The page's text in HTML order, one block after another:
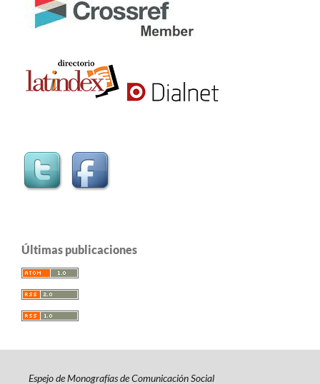
Últimas publicaciones
Espejo de Monografías de Comunicación Social